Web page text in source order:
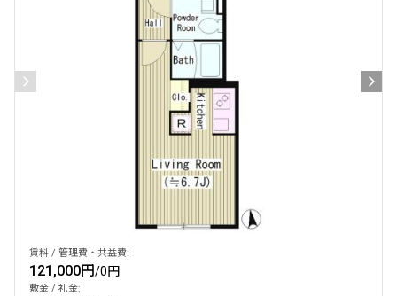
フリーレント付き
賃料 / 管理費・共益費:
121,000円/0円
敷金 / 礼金: